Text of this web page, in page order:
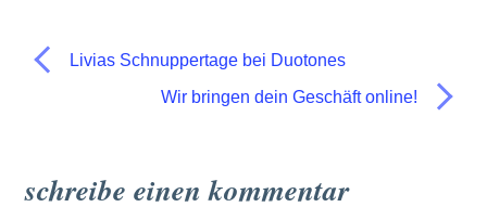
Livias Schnuppertage bei Duotones
Wir bringen dein Geschäft online!
schreibe einen kommentar